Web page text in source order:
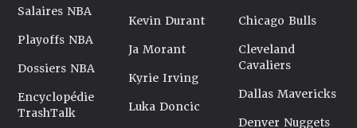
Salaires NBA
Playoffs NBA
Dossiers NBA
Encyclopédie
TrashTalk
Kevin Durant
Ja Morant
Kyrie Irving
Luka Doncic
Chicago Bulls
Cleveland
Cavaliers
Dallas Mavericks
Denver Nuggets